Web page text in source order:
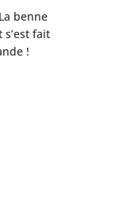
benne
fait
!